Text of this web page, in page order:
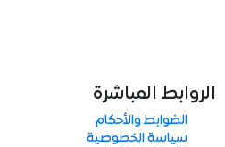
الروابط المباشرة
الضوابط والأحكام
سياسة الخصوصية